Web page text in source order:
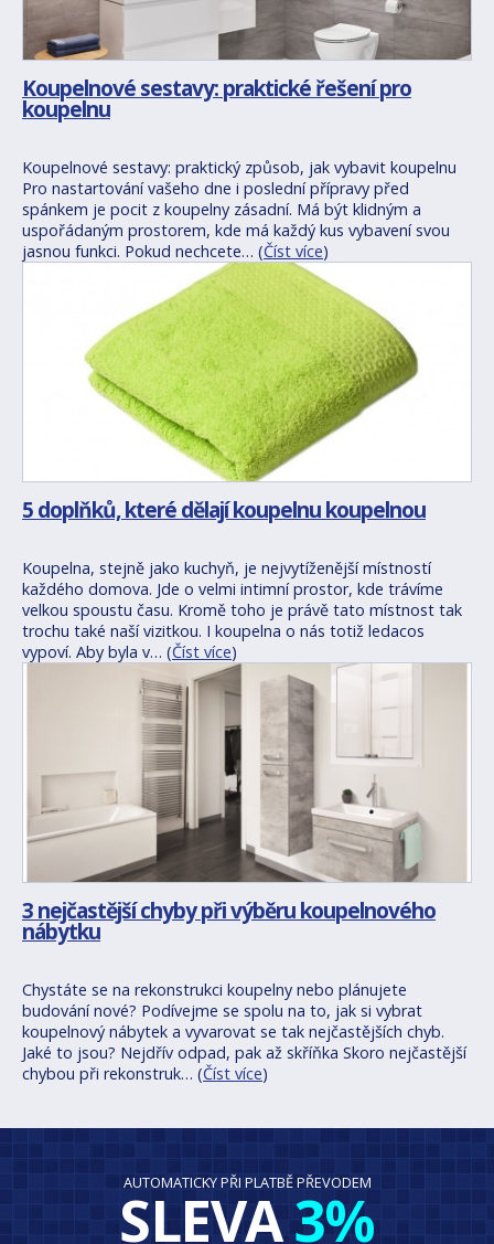
Koupelnové sestavy: praktické řešení pro
koupelnu
Koupelnové sestavy: praktický způsob, jak vybavit koupelnu
Pro nastartování vašeho dne i poslední přípravy před
spánkem je pocit z koupelny zásadní. Má být klidným a
uspořádaným prostorem, kde má každý kus vybavení svou
jasnou funkci. Pokud nechcete… (Číst více)
5 doplňků, které dělají koupelnu koupelnou
Koupelna, stejně jako kuchyň, je nejvytíženější místností
každého domova. Jde o velmi intimní prostor, kde trávíme
velkou spoustu času. Kromě toho je právě tato místnost tak
trochu také naší vizitkou. I koupelna o nás totiž ledacos
vypoví. Aby byla v… (Číst více)
3 nejčastější chyby při výběru koupelnového
nábytku
Chystáte se na rekonstrukci koupelny nebo plánujete
budování nové? Podívejme se spolu na to, jak si vybrat
koupelnový nábytek a vyvarovat se tak nejčastějších chyb.
Jaké to jsou? Nejdřív odpad, pak až skříňka Skoro nejčastější
chybou při rekonstruk… (Číst více)
AUTOMATICKY PŘI PLATBĚ PŘEVODEM
SLEVA3%